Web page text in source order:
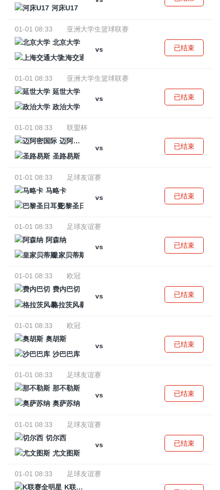
河床U17
01-01 08:33
亚洲大学生篮球联赛
北京大学
vs
上海交通大学
已结束
01-01 08:33
亚洲大学生篮球联赛
延世大学
vs
政治大学
已结束
01-01 08:33
联盟杯
迈阿密国际
vs
圣路易斯
已结束
01-01 08:33
足球友谊赛
马略卡
vs
巴黎圣日耳曼
已结束
01-01 08:33
足球友谊赛
阿森纳
vs
皇家贝蒂斯
已结束
01-01 08:33
欧冠
费内巴切
vs
格拉茨风暴
已结束
01-01 08:33
欧冠
奥胡斯
vs
沙巴巴库
已结束
01-01 08:33
足球友谊赛
那不勒斯
vs
奥萨苏纳
已结束
01-01 08:33
足球友谊赛
切尔西
vs
尤文图斯
已结束
01-01 08:33
足球友谊赛
K联赛全明星